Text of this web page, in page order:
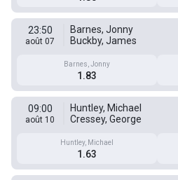
23:50
août 07
Barnes, Jonny
Buckby, James
Barnes, Jonny
1.83
09:00
août 10
Huntley, Michael
Cressey, George
Huntley, Michael
1.63